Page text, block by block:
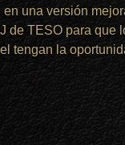
una versión
de TESO para que
tengan la